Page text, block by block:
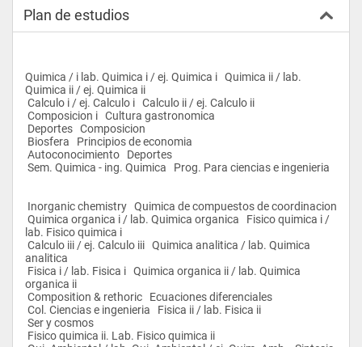
En la naturaleza existen unos cien elementos químicos con
moléculas con características propias. Existen sobre los ocho
millones de moléculas, unas naturales otras hechas por el
hombre. Los responsables de la síntesis, extracción,
caracterización de las propiedades y producción de estos
millones de compuestos son químicos e ingenieros químicos.
Química e Ingeniería Química. La primera tiene una duración
de cuatro años y se obtiene la licenciatura en química y la
segunda cinco años y se obtiene el título de Ingeniero Químico.
investigación.
Plan de estudios
Quimica / i lab. Quimica i / ej. Quimica i   Quimica ii / lab.
Quimica ii / ej. Quimica ii
Calculo i / ej. Calculo i   Calculo ii / ej. Calculo ii
Composicion i   Cultura gastronomica
Deportes   Composicion
Biosfera   Principios de economia
Autoconocimiento   Deportes
Sem. Quimica - ing. Quimica   Prog. Para ciencias e ingenieria
lab. Fisico quimica i
analitica
organica ii
Composition & rethoric   Ecuaciones diferenciales
Col. Ciencias e ingenieria   Fisica ii / lab. Fisica ii
Ser y cosmos
Fisico quimica ii. Lab. Fisico quimica ii